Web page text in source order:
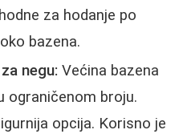
za hodanje po
bazena.
negu: Većina bazena
ograničenom broju.
opcija. Korisno je